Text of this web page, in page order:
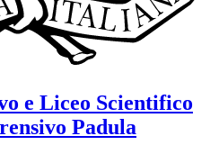
e Liceo Scientifico
Padula